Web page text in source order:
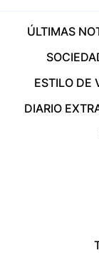
ÚLTIMAS
ESTILO DE
DIARIO